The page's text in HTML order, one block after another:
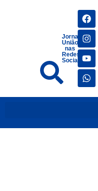
Jornais
União
nas
Redes
Sociais